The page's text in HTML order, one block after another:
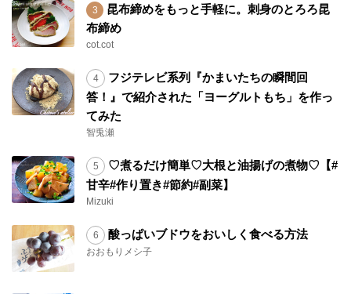
昆布締めをもっと手軽に。刺身のとろろ昆
布締め
cot.cot
フジテレビ系列『かまいたちの瞬間回
答！』で紹介された「ヨーグルトもち」を作っ
てみた
智兎瀬
♡煮るだけ簡単♡大根と油揚げの煮物♡【#
甘辛#作り置き#節約#副菜】
Mizuki
酸っぱいブドウをおいしく食べる方法
おおもりメシ子